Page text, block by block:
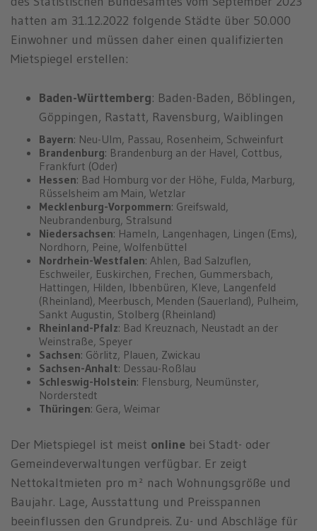
hatten am 31.12.2022 folgende Städte über 50.000
Einwohner und müssen daher einen qualifizierten
Mietspiegel erstellen:
Baden-Württemberg: Baden-Baden, Böblingen,
Göppingen, Rastatt, Ravensburg, Waiblingen
Bayern: Neu-Ulm, Passau, Rosenheim, Schweinfurt
Brandenburg: Brandenburg an der Havel, Cottbus,
Frankfurt (Oder)
Hessen: Bad Homburg vor der Höhe, Fulda, Marburg,
Rüsselsheim am Main, Wetzlar
Mecklenburg-Vorpommern: Greifswald,
Neubrandenburg, Stralsund
Niedersachsen: Hameln, Langenhagen, Lingen (Ems),
Nordhorn, Peine, Wolfenbüttel
Nordrhein-Westfalen: Ahlen, Bad Salzuflen,
Eschweiler, Euskirchen, Frechen, Gummersbach,
Hattingen, Hilden, Ibbenbüren, Kleve, Langenfeld
(Rheinland), Meerbusch, Menden (Sauerland), Pulheim,
Sankt Augustin, Stolberg (Rheinland)
Rheinland-Pfalz: Bad Kreuznach, Neustadt an der
Weinstraße, Speyer
Sachsen: Görlitz, Plauen, Zwickau
Sachsen-Anhalt: Dessau-Roßlau⁠
Schleswig-Holstein: Flensburg, Neumünster,
Norderstedt
Thüringen: Gera, Weimar
Der Mietspiegel ist meist online bei Stadt- oder
Gemeindeverwaltungen verfügbar. Er zeigt
Nettokaltmieten pro m² nach Wohnungsgröße und
Baujahr. Lage, Ausstattung und Preisspannen
beeinflussen den Grundpreis. Zu- und Abschläge für